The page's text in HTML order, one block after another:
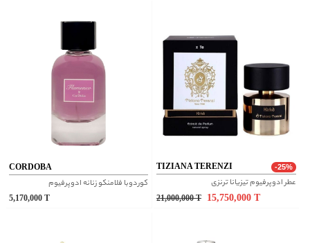
CORDOBA
کوردوبا فلامنکو زنانه ادوپرفیوم
5,170,000
TIZIANA TERENZI -25%
عطر ادوپرفیوم تیزیانا ترنزی
21,000,000 T 15,750,000